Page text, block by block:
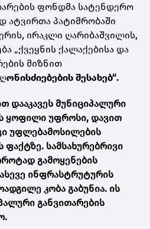
ფონდმა სატენდერო
ატვირთა პატიმრობაში
ირაკლი ღარიბაშვილის,
„ქვეყნის ქალაქებისა და
მიზნით
ონისძიებების შესახებ“.
დააკავეს მუნიციპალური
ყოფილი უფროსი, დავით
უფლებამოსილების
სამსახურებრივი
გამოყენების
ინფრასტრუტურის
კობა გაბუნია. ის
განვითარების